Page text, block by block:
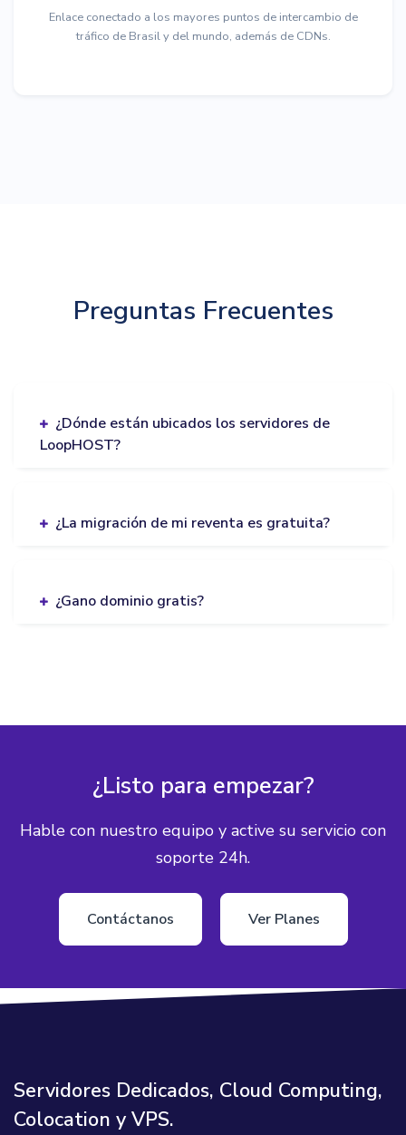
Enlace conectado a los mayores puntos de intercambio de
tráfico de Brasil y del mundo, además de CDNs.
Preguntas Frecuentes
¿Dónde están ubicados los servidores de
LoopHOST?
¿La migración de mi reventa es gratuita?
¿Gano dominio gratis?
¿Listo para empezar?
Hable con nuestro equipo y active su servicio con
soporte 24h.
Contáctanos Ver Planes
Servidores Dedicados, Cloud Computing,
Colocation y VPS.